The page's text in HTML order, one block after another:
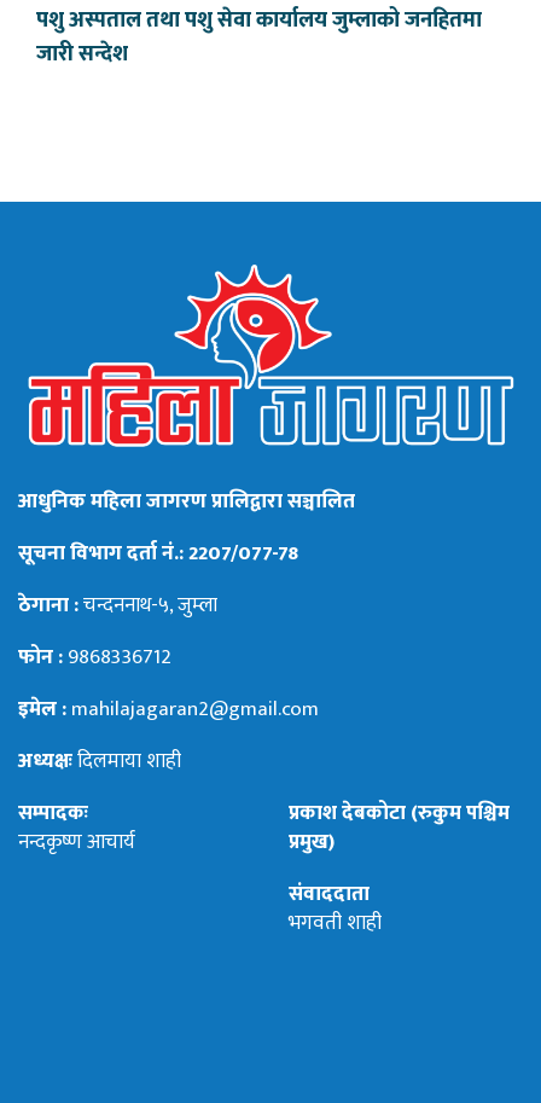
पशु अस्पताल तथा पशु सेवा कार्यालय जुम्लाको जनहितमा
जारी सन्देश
आधुनिक महिला जागरण प्रालिद्वारा सञ्चालित
सूचना विभाग दर्ता नं.: 2207/077-78
ठेगाना :चन्दननाथ-५, जुम्ला
फोन :9868336712
इमेल :mahilajagaran2@gmail.com
अध्यक्षःदिलमाया शाही
सम्पादकः
नन्दकृष्ण आचार्य
प्रकाश देबकोटा (रुकुम पश्चिम
प्रमुख)
संवाददाता
भगवती शाही